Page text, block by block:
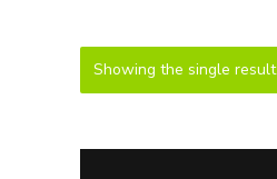
Showing the single result